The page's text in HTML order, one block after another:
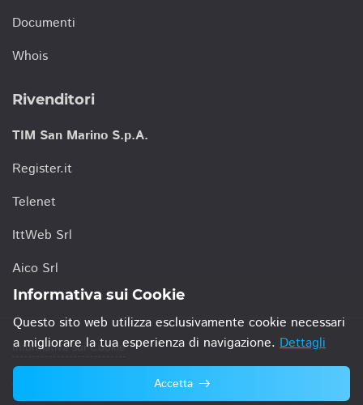
Documenti
Whois
Rivenditori
TIM San Marino S.p.A.
Register.it
Telenet
IttWeb Srl
Aico Srl
Informativa sui Cookie
© 2021 TIM San Marino S.p.A.
Informativa sui Cookie
Questo sito web utilizza esclusivamente cookie necessari
a migliorare la tua esperienza di navigazione. Dettagli
Accetta